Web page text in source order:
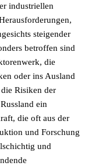
industriellen
steigender
betroffen sind
die
oder ins Ausland
Risiken der
ein
die oft aus der
und Forschung
und